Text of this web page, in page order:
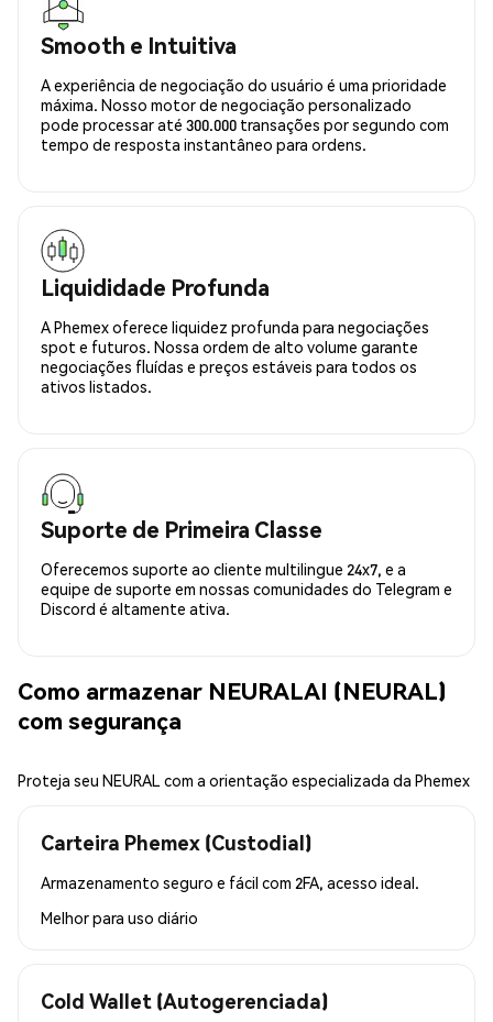
Smooth e Intuitiva
A experiência de negociação do usuário é uma prioridade
máxima. Nosso motor de negociação personalizado
pode processar até 300.000 transações por segundo com
tempo de resposta instantâneo para ordens.
Liquididade Profunda
A Phemex oferece liquidez profunda para negociações
spot e futuros. Nossa ordem de alto volume garante
negociações fluídas e preços estáveis para todos os
ativos listados.
Suporte de Primeira Classe
Oferecemos suporte ao cliente multilingue 24x7, e a
equipe de suporte em nossas comunidades do Telegram e
Discord é altamente ativa.
Como armazenar NEURALAI (NEURAL)
com segurança
Proteja seu NEURAL com a orientação especializada da Phemex
Carteira Phemex (Custodial)
Armazenamento seguro e fácil com 2FA, acesso ideal.
Melhor para uso diário
Cold Wallet (Autogerenciada)